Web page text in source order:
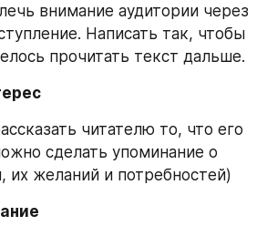
внимание аудитории через
Написать так, чтобы
прочитать текст дальше.
читателю то, что его
сделать упоминание о
их желаний и потребностей)